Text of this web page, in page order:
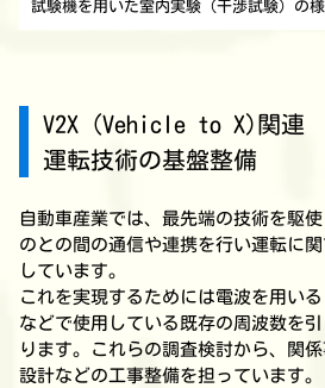
試験機を用いた室内実験（干渉試験）の
V2X (Vehicle to X)関連
運転技術の基盤整備
自動車産業では、最先端の技術を駆
のとの間の通信や連携を行い運転に
しています。
これを実現するためには電波を用い
などで使用している既存の周波数を
ります。これらの調査検討から、関
設計などの工事整備を担っています。